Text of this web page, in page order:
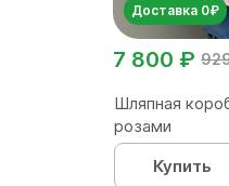
Доставка 0₽
7 800 ₽
Шляпная
розами
Купить